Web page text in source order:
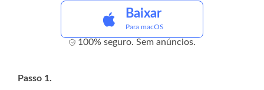
Baixar
Para macOS
100% seguro. Sem anúncios.
Passo 1.